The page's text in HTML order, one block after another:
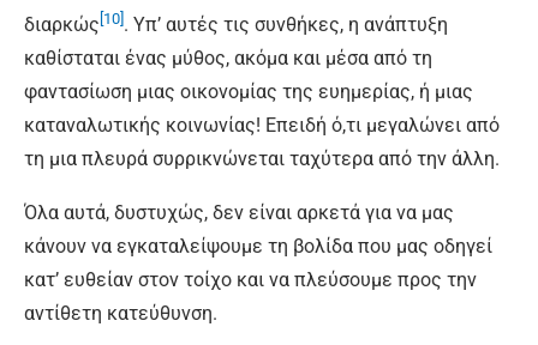
διαρκώς [10] . Υπ’ αυτές τις συνθήκες, η ανάπτυξη
καθίσταται ένας μύθος, ακόμα και μέσα από τη
φαντασίωση μιας οικονομίας της ευημερίας, ή μιας
καταναλωτικής κοινωνίας! Επειδή ό,τι μεγαλώνει από
τη μια πλευρά συρρικνώνεται ταχύτερα από την άλλη.
Όλα αυτά, δυστυχώς, δεν είναι αρκετά για να μας
κάνουν να εγκαταλείψουμε τη βολίδα που μας οδηγεί
κατ’ ευθείαν στον τοίχο και να πλεύσουμε προς την
αντίθετη κατεύθυνση.